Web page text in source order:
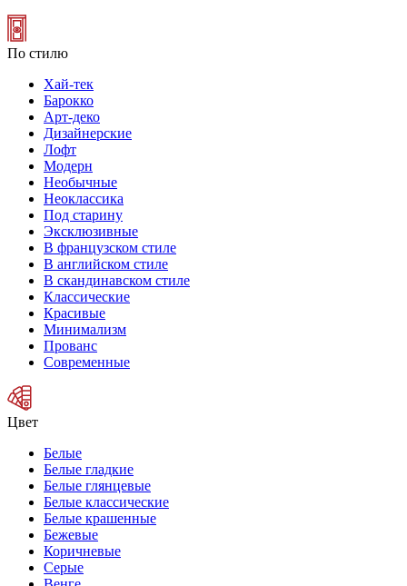
По стилю
Хай-тек
Барокко
Арт-деко
Дизайнерские
Лофт
Модерн
Необычные
Неоклассика
Под старину
Эксклюзивные
В французском стиле
В английском стиле
В скандинавском стиле
Классические
Красивые
Минимализм
Прованс
Современные
Цвет
Белые
Белые гладкие
Белые глянцевые
Белые классические
Белые крашенные
Бежевые
Коричневые
Серые